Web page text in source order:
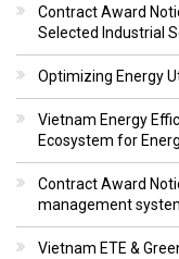
Contract Award
Selected Industrial
Optimizing Energy
Vietnam Energy
Ecosystem for
Contract Award
management
Vietnam ETE &